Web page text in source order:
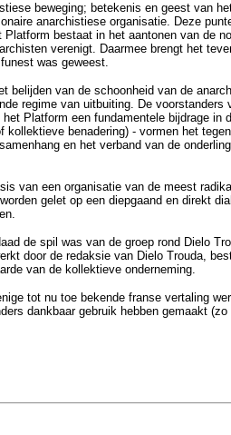
beweging; betekenis en geest van
anarchistiese organisatie. Deze
bestaat in het aantonen van de
verenigt. Daarmee brengt het
was geweest.
van de schoonheid van de
regime van uitbuiting. De
Platform een fundamentele bijdrage in
benadering) - vormen het
en het verband van de
van een organisatie van de meest
gelet op een diepgaand en direkt
de spil was van de groep rond Dielo
door de redaksie van Dielo Trouda,
van de kollektieve onderneming.
tot nu toe bekende franse vertaling
dankbaar gebruik hebben gemaakt